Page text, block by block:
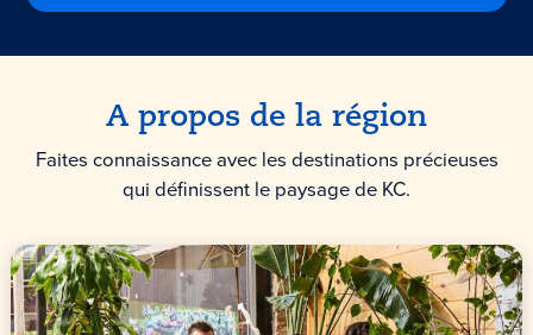
A propos de la région
Faites connaissance avec les destinations précieuses
qui définissent le paysage de KC.